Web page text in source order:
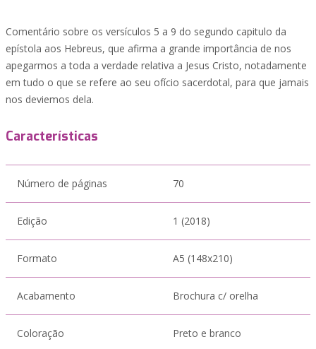
Comentário sobre os versículos 5 a 9 do segundo capitulo da
epístola aos Hebreus, que afirma a grande importância de nos
apegarmos a toda a verdade relativa a Jesus Cristo, notadamente
em tudo o que se refere ao seu ofício sacerdotal, para que jamais
nos deviemos dela.
Características
Número de páginas 70
Edição 1 (2018)
Formato A5 (148x210)
Acabamento Brochura c/ orelha
Coloração Preto e branco